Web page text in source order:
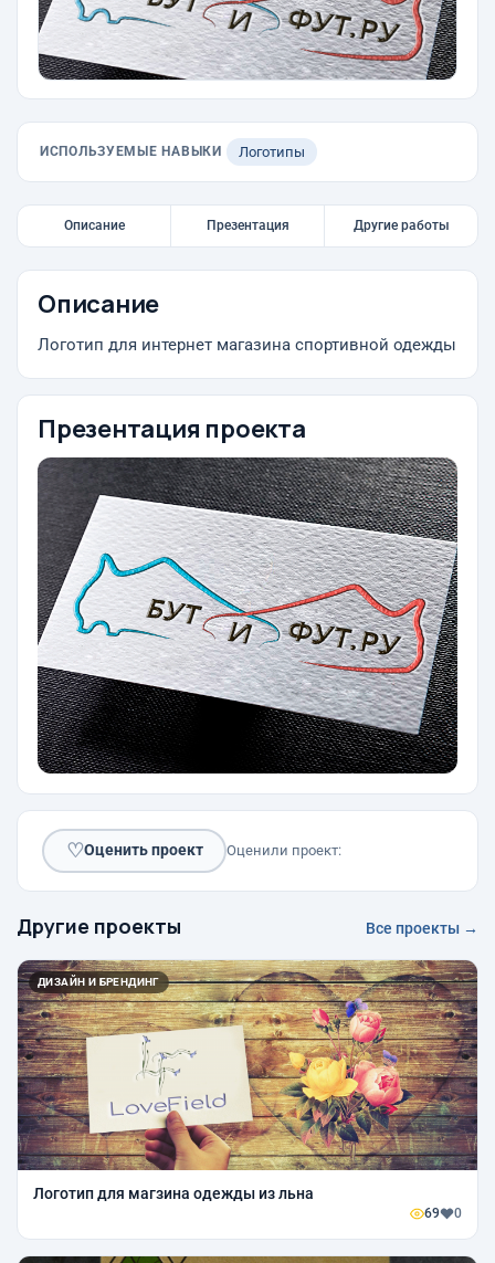
ИСПОЛЬЗУЕМЫЕ НАВЫКИ Логотипы
Описание Презентация Другие работы
Описание
Логотип для интернет магазина спортивной одежды
Презентация проекта
♡Оценить проект Оценили проект:
Другие проекты Все проекты →
ДИЗАЙН И БРЕНДИНГ
Логотип для магзина одежды из льна
69 0